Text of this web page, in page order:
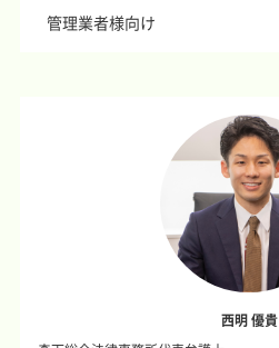
管理業者様向け
西明 優貴